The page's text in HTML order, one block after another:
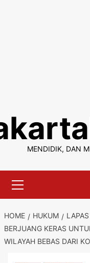
content
MENDIDIK, DAN
Menu
HOME HUKUM
BERJUANG KERAS
WILAYAH BEBAS DARI